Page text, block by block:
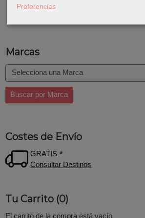
Marcas
Costes de Envío
GRATIS *
Consultar Destinos
Tu Carrito (0)
Preferencias